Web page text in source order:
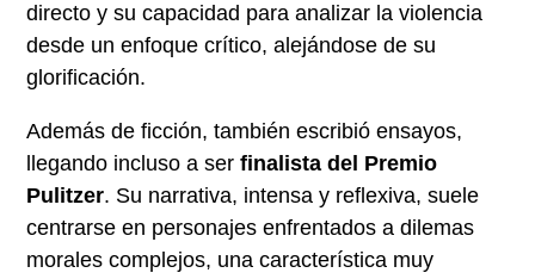
directo y su capacidad para analizar la violencia
desde un enfoque crítico, alejándose de su
glorificación.
Además de ficción, también escribió ensayos,
llegando incluso a serfinalista del Premio
Pulitzer. Su narrativa, intensa y reflexiva, suele
centrarse en personajes enfrentados a dilemas
morales complejos, una característica muy